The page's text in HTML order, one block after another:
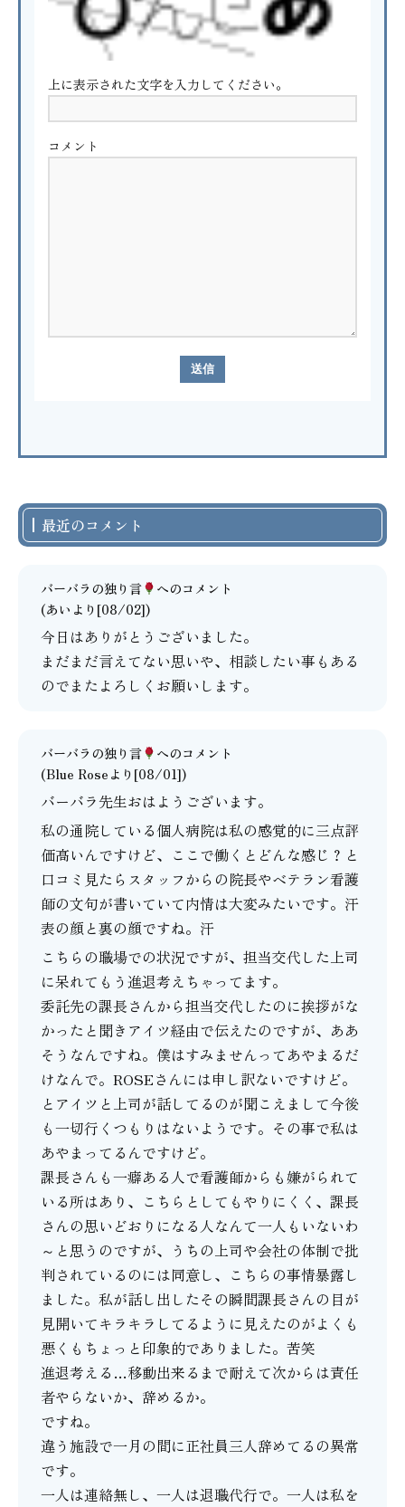
上に表示された文字を入力してください。
コメント
最近のコメント
バーバラの独り言
へのコメント
(あいより[08/02])
今日はありがとうございました。
まだまだ言えてない思いや、相談したい事もある
のでまたよろしくお願いします。
バーバラの独り言
へのコメント
(Blue Roseより[08/01])
バーバラ先生おはようございます。
私の通院している個人病院は私の感覚的に三点評
価高いんですけど、ここで働くとどんな感じ？と
口コミ見たらスタッフからの院長やベテラン看護
師の文句が書いていて内情は大変みたいです。汗
表の顔と裏の顔ですね。汗
こちらの職場での状況ですが、担当交代した上司
に呆れてもう進退考えちゃってます。
委託先の課長さんから担当交代したのに挨拶がな
かったと聞きアイツ経由で伝えたのですが、ああ
そうなんですね。僕はすみませんってあやまるだ
けなんで。ROSEさんには申し訳ないですけど。
とアイツと上司が話してるのが聞こえまして今後
も一切行くつもりはないようです。その事で私は
あやまってるんですけど。
課長さんも一癖ある人で看護師からも嫌がられて
いる所はあり、こちらとしてもやりにくく、課長
さんの思いどおりになる人なんて一人もいないわ
～と思うのですが、うちの上司や会社の体制で批
判されているのには同意し、こちらの事情暴露し
ました。私が話し出したその瞬間課長さんの目が
見開いてキラキラしてるように見えたのがよくも
悪くもちょっと印象的でありました。苦笑
進退考える…移動出来るまで耐えて次からは責任
者やらないか、辞めるか。
ですね。
違う施設で一月の間に正社員三人辞めてるの異常
です。
一人は連絡無し、一人は退職代行で。一人は私を